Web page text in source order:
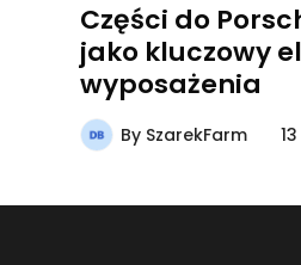
Części do
jako kluczowy
wyposażenia
By SzarekFarm